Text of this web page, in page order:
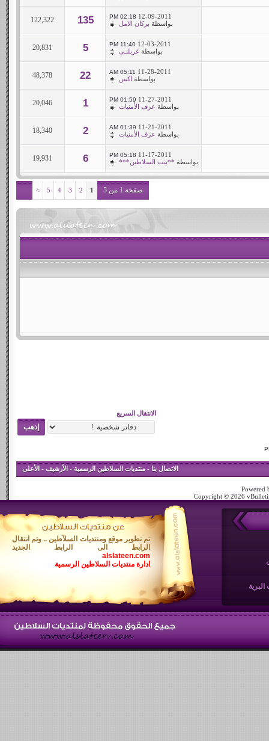
12-09-2011
02:18 PM
بواسطة بركان الامل 135
122,322
12-03-2011
11:40 PM
بواسطة غربلنـي 5
20,831
11-28-2011
05:11 AM
بواسطة اكس 22
48,378
11-27-2011
01:59 PM
بواسطة عزف الأمنيات 1
20,046
11-21-2011
01:39 AM
بواسطة عزف الأمنيات 2
18,340
11-17-2011
05:18 PM
بواسطة **بنت السلاطين*** 6
19,931
صفحة 1 من 5 1
2
3
4
5
>
الانتقال السريع
الاتصال بنا - منتديات السلاطين الرسمية- الأرشيف- الأعلى
Powered
Copyright © 2026
تم تطوير موقع ومنتديات السلآطين .. وتم انتقال
الرابط الى الرابط الجديد
alslateen.com
ادارة منتديات السلاطين الرسمية